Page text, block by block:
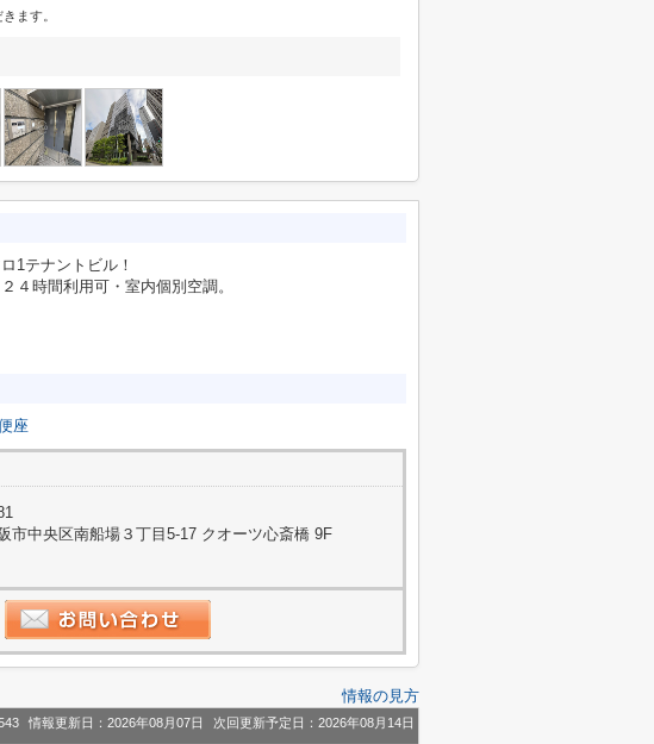
ます。
1テナントビル！
４時間利用可・室内個別空調。
座
市中央区南船場３丁目5-17 クオーツ心斎橋 9F
情報の見方
情報更新日：2026年08月07日 次回更新予定日：2026年08月14日